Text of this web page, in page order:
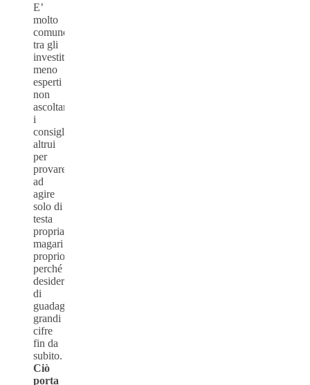
E’
molto
comune
tra gli
investitori
meno
esperti
non
ascoltare
i
consigli
altrui
per
provare
ad
agire
solo di
testa
propria,
magari
proprio
perché
desiderosi
di
guadagnare
grandi
cifre
fin da
subito.
Ciò
porta